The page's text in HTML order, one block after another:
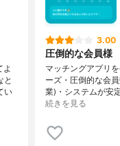
よ
と
い
3.00
圧倒的な会員様
マッチングアプリ
ーズ・圧倒的な会
業)・システムが安
続きを見る